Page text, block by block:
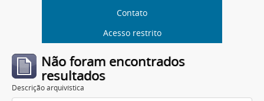
Contato
Acesso restrito
Não foram encontrados
resultados
Descrição arquivística